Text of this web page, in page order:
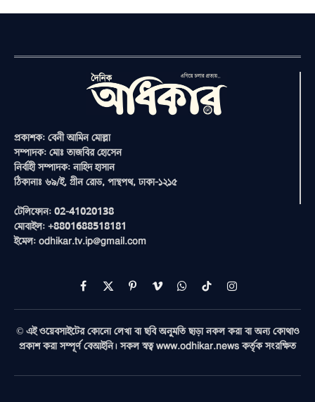
প্রকাশক: বেনী আমিন মোল্লা
সম্পাদক: মোঃ তাজবির হোসেন
নির্বাহী সম্পাদক: নাহিদ হাসান
ঠিকানাঃ ৬৯/ই, গ্রীন রোড, পান্থপথ, ঢাকা-১২১৫
টেলিফোন: 02-41020138
মোবাইল: +8801688518181
ইমেল: odhikar.tv.ip@gmail.com
Facebook
X
(Twitter)
PinterestVimeoWhatsAppTikTokInstagram
© এই ওয়েবসাইটের কোনো লেখা বা ছবি অনুমতি ছাড়া নকল করা বা অন্য কোথাও
প্রকাশ করা সম্পূর্ণ বেআইনি। সকল স্বত্ব www.odhikar.news কর্তৃক সংরক্ষিত